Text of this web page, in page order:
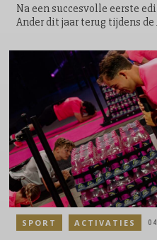
Na een succesvolle eerste
Ander dit jaar terug tijdens
een extra ronde te lopen
symbolische, maar
voor zichzelf, maar voor een
lopen kunnen de lopers
aan een goed doel. Voor
Stadion loopt, doneert ASML
SPORT ACTIVATIES